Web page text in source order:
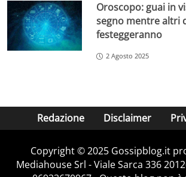
Oroscopo: guai in
segno mentre altri
festeggeranno
2 Agosto 2025
Redazione Disclaimer
Copyright © 2025 Gossipblog.it
Mediahouse Srl - Viale Sarca 336